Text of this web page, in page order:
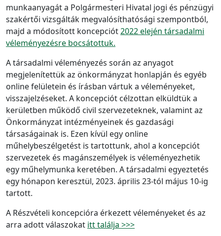
munkaanyagát a Polgármesteri Hivatal jogi és pénzügyi
szakértői vizsgálták megvalósíthatósági szempontból,
majd a módosított koncepciót2022 elején társadalmi
véleményezésre bocsátottuk.
A társadalmi véleményezés során az anyagot
megjelenítettük az önkormányzat honlapján és egyéb
online felületein és írásban vártuk a véleményeket,
visszajelzéseket. A koncepciót célzottan elküldtük a
kerületben működő civil szervezeteknek, valamint az
Önkormányzat intézményeinek és gazdasági
társaságainak is. Ezen kívül egy online
műhelybeszélgetést is tartottunk, ahol a koncepciót
szervezetek és magánszemélyek is véleményezhetik
egy műhelymunka keretében. A társadalmi egyeztetés
egy hónapon keresztül, 2023. április 23-tól május 10-ig
tartott.
A Részvételi koncepcióra érkezett véleményeket és az
arra adott válaszokat itt találja >>>